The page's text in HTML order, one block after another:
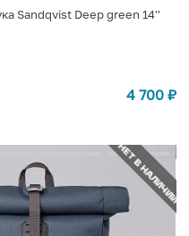
Sandqvist Deep green 14''
4 700 ₽
НЕТ В НАЛИЧИИ